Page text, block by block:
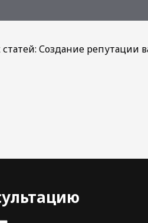
Создание репутации